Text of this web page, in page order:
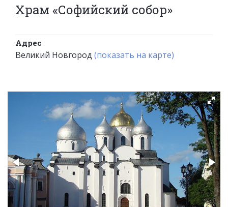
Храм «Софийский собор»
Адрес
Великий Новгород (показать на карте)